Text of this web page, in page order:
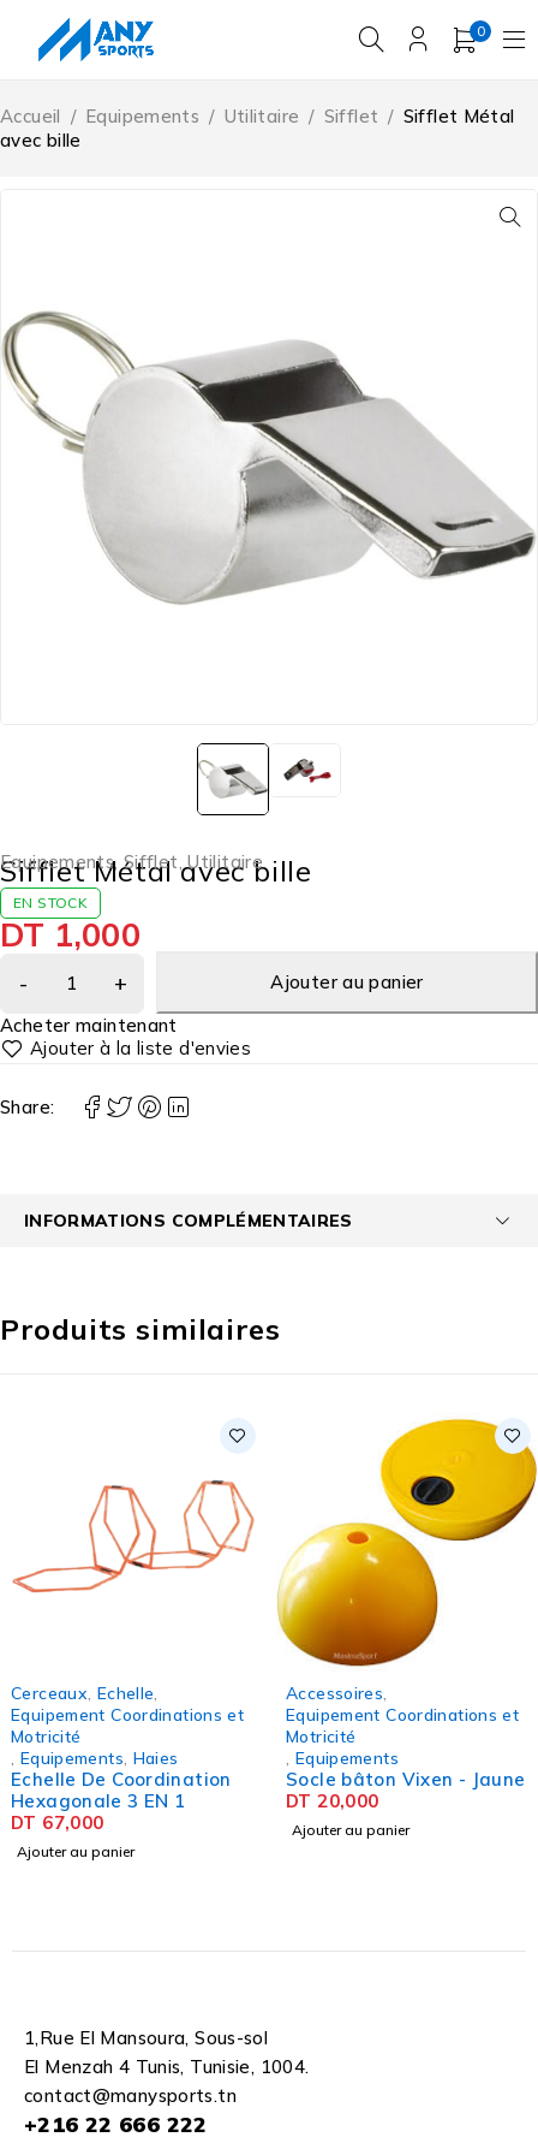
0
Accueil / Equipements / Utilitaire / Sifflet / Sifflet Métal
avec bille
Equipements,Sifflet,Utilitaire
Sifflet Métal avec bille
EN STOCK
DT 1,000
Ajouter au panier
Acheter maintenant
Share:
INFORMATIONS COMPLÉMENTAIRES
Produits similaires
et
Accessoires
Equipement Coordinations et
,Equipements
Socle bâton Vixen - Jaune
DT20,000
Chronomètre
Utilitaire
KADIO
DT12,000
1,Rue El Mansoura, Sous-sol
El Menzah 4 Tunis, Tunisie, 1004.
contact@manysports.tn
+216 22 666 222